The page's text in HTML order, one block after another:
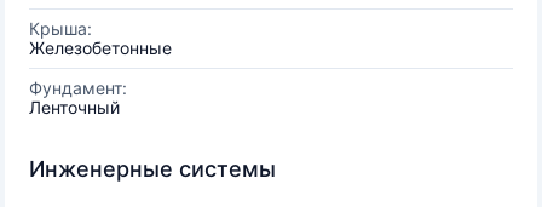
Крыша:
Железобетонные
Фундамент:
Ленточный
Инженерные системы